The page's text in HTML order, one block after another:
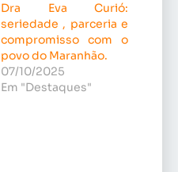
Dra Eva Curió:
seriedade , parceria e
compromisso com o
povo do Maranhão.
07/10/2025
Em "Destaques"